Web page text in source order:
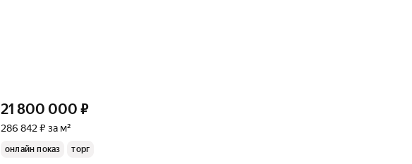
21 800 000 ₽
286 842 ₽ за м²
онлайн показ торг